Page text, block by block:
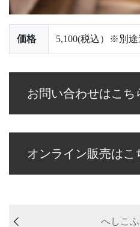
価格 5,100(税込）※別途
お問い合わせはこち
オンライン販売はこ
へしこ